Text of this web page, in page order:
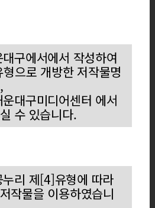
구에서에서 작성하여
으로 개방한 저작물명
대구미디어센터 에서
수 있습니다.
리 제[4]유형에 따라
작물을 이용하였습니